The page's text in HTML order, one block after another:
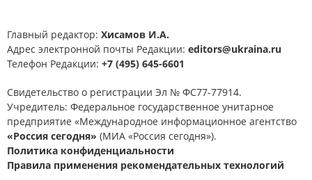
Главный редактор: Хисамов И.А.
Адрес электронной почты Редакции: editors@ukraina.ru
Телефон Редакции: +7 (495) 645-6601
Свидетельство о регистрации Эл № ФС77-77914.
Учредитель: Федеральное государственное унитарное
предприятие «Международное информационное агентство
«Россия сегодня» (МИА «Россия сегодня»).
Политика конфиденциальности
Правила применения рекомендательных технологий